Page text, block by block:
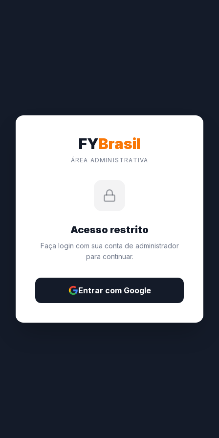
FYBrasil
ÁREA ADMINISTRATIVA
Acesso restrito
Faça login com sua conta de administrador
para continuar.
Entrar com Google